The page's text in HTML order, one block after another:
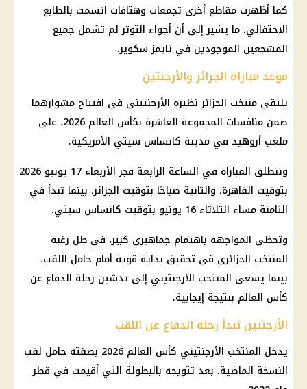
كما أظهرت مقاطع أخرى تجمعات وهتافات اتسمت بالطابع
الاحتفالي، ما يشير إلى أن أجواء التوتر لم تشمل جميع
المشجعين الموجودين في تايمز سكوير.
موعد مباراة الجزائر والأرجنتين
يلتقي منتخب الجزائر نظيره الأرجنتيني في افتتاح مشوارهما
ضمن منافسات المجموعة العاشرة بكأس العالم 2026، على
ملعب أروهيد في مدينة كانساس سيتي الأمريكية.
وتنطلق المباراة في الساعة الرابعة فجر الأربعاء 17 يونيو 2026
بتوقيت القاهرة، والثانية صباحًا بتوقيت الجزائر، بينما تبدأ في
الثامنة مساء الثلاثاء 16 يونيو بتوقيت كانساس سيتي.
وتحظى المواجهة باهتمام جماهيري كبير، في ظل رغبة
المنتخب الجزائري في تحقيق بداية قوية أمام حامل اللقب،
بينما يسعى المنتخب الأرجنتيني إلى تدشين رحلة الدفاع عن
كأس العالم بنتيجة إيجابية.
الأرجنتين تبدأ رحلة الدفاع عن اللقب
يدخل المنتخب الأرجنتيني كأس العالم 2026 بصفته حامل لقب
النسخة الماضية، بعد تتويجه بالبطولة التي أقيمت في قطر